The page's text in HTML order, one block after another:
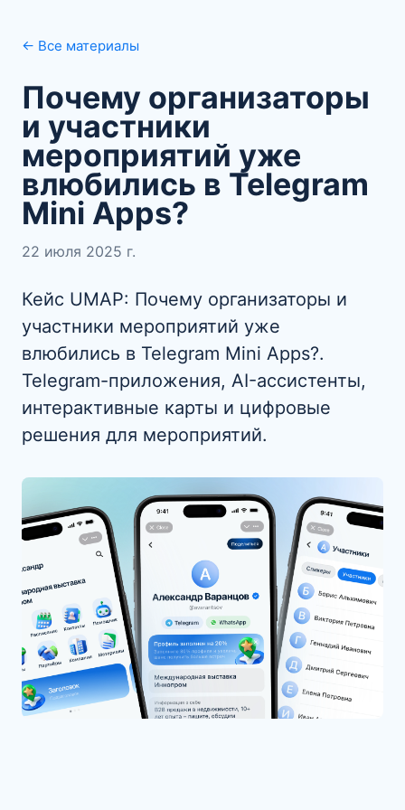
← Все материалы
Почему организаторы
и участники
мероприятий уже
влюбились в Telegram
Mini Apps?
22 июля 2025 г.
Кейс UMAP: Почему организаторы и
участники мероприятий уже
влюбились в Telegram Mini Apps?.
Telegram-приложения, AI-ассистенты,
интерактивные карты и цифровые
решения для мероприятий.